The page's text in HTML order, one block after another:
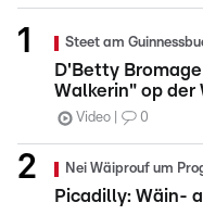
Steet am
D'Betty
Walkerin" op der
Video 0
Nei Wäiprouf um
Picadilly: Wäin-